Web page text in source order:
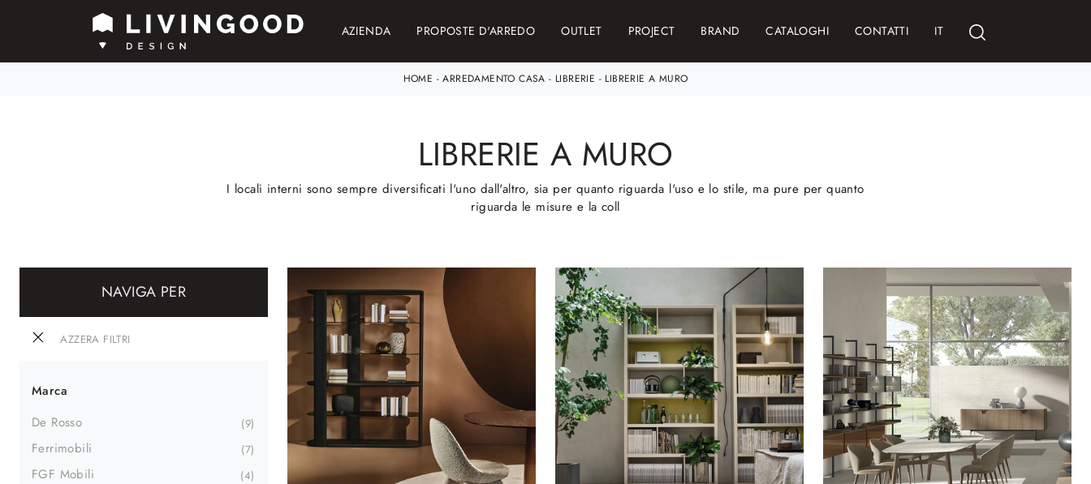
AZIENDA PROPOSTE D'ARREDO OUTLET PROJECT BRAND CATALOGHI CONTATTI IT
HOME -ARREDAMENTO CASA - LIBRERIE - LIBRERIE A MURO
LIBRERIE A MURO
I locali interni sono sempre diversificati l'uno dall'altro, sia per quanto riguarda l'uso e lo stile, ma pure per quanto
riguarda le misure e la coll
NAVIGA PER
AZZERA FILTRI
Marca
De Rosso
9
Ferrimobili 7
FGF Mobili 4